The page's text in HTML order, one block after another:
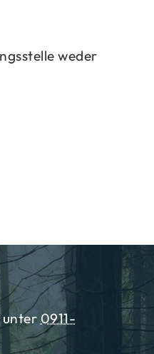
weder
unter 0911-